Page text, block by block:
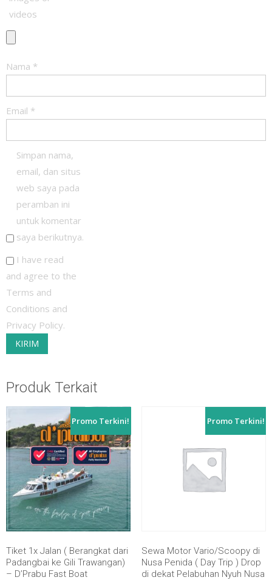
videos
Nama *
Email *
Simpan nama,
email, dan situs
web saya pada
peramban ini
untuk komentar
saya berikutnya.
I have read
and agree to the
Terms and
Conditions and
Privacy Policy.
Produk Terkait
Promo Terkini!
Tiket 1x Jalan ( Berangkat dari
Padangbai ke Gili Trawangan)
– D’Prabu Fast Boat
Promo Terkini!
Sewa Motor Vario/Scoopy di
Nusa Penida ( Day Trip ) Drop
di dekat Pelabuhan Nyuh Nusa